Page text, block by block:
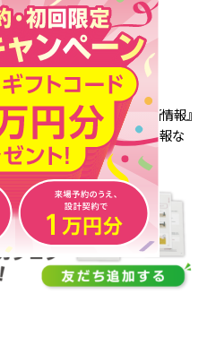
展示場
ここでしか見られない『最新情報』
事例、土地情報、イベント情報な
”お願いします。^^